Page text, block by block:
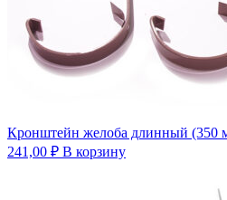
Кронштейн желоба длинный (350
241,00 ₽ В корзину